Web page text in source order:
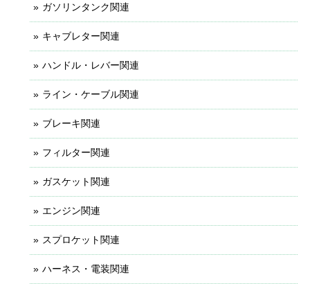
ガソリンタンク関連
キャブレター関連
ハンドル・レバー関連
ライン・ケーブル関連
ブレーキ関連
フィルター関連
ガスケット関連
エンジン関連
スプロケット関連
ハーネス・電装関連